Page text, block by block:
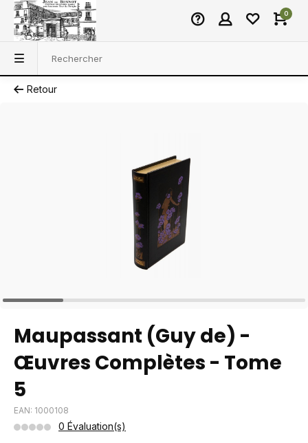
0
Retour
Maupassant (Guy de) -
Œuvres Complètes - Tome
5
EAN: 1000108
0 Évaluation(s)